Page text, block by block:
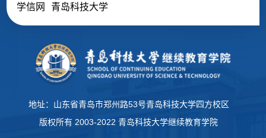
学信网
青岛科技大学
地址：山东省青岛市郑州路53号青岛科技大学四方校区
版权所有 2003-2022 青岛科技大学继续教育学院